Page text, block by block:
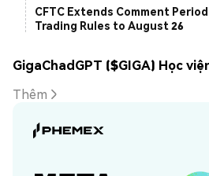
CFTC Extends Comment
Trading Rules to August 26
GigaChadGPT ($GIGA) Học
Thêm